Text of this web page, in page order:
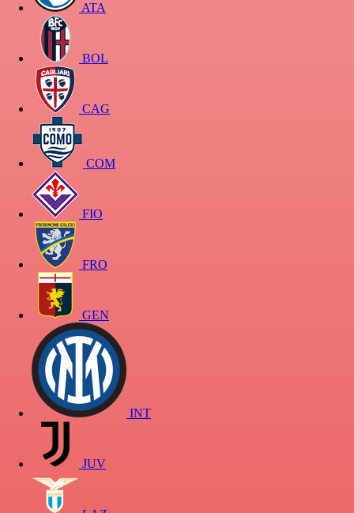
ATA
BOL
CAG
COM
FIO
FRO
GEN
INT
JUV